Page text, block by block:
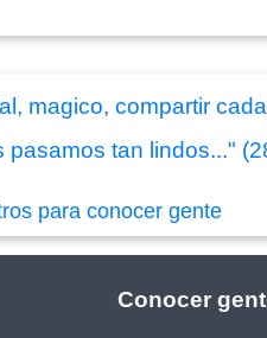
magico, compartir
tan lindos..."
para conocer gente
Conocer